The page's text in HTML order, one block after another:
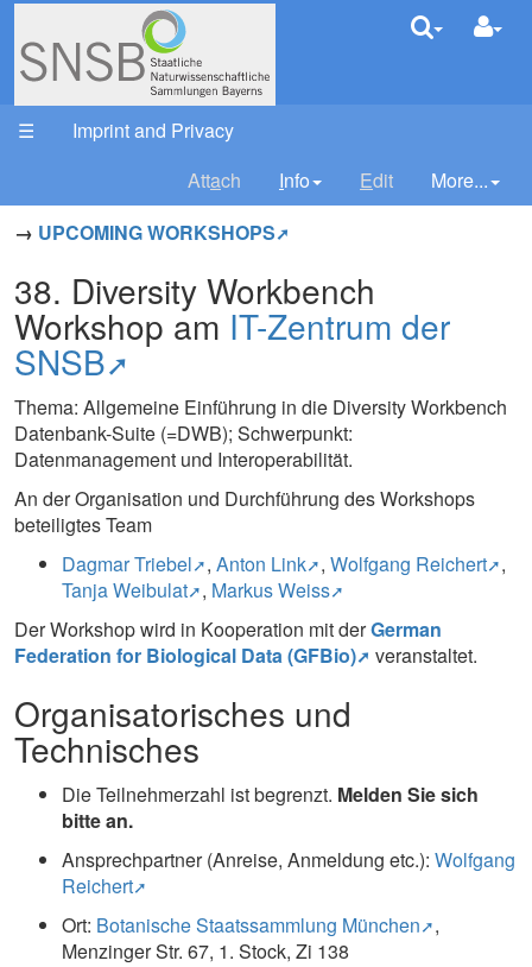
☰
Imprint and Privacy
Attach Info Edit
More...
→ UPCOMING WORKSHOPS
38. Diversity Workbench
Workshop am IT-Zentrum der
SNSB
Thema: Allgemeine Einführung in die Diversity Workbench
Datenbank-Suite (=DWB); Schwerpunkt:
Datenmanagement und Interoperabilität.
An der Organisation und Durchführung des Workshops
beteiligtes Team
Dagmar Triebel
, Anton Link , Wolfgang Reichert ,
Tanja Weibulat , Markus Weiss
Der Workshop wird in Kooperation mit derGerman
Federation for Biological Data (GFBio)
veranstaltet.
Organisatorisches und
Technisches
Die Teilnehmerzahl ist begrenzt. Melden Sie sich
bitte an.
Ansprechpartner (Anreise, Anmeldung etc.): Wolfgang
Reichert
Ort: Botanische Staatssammlung München
,
Menzinger Str. 67, 1. Stock, Zi 138